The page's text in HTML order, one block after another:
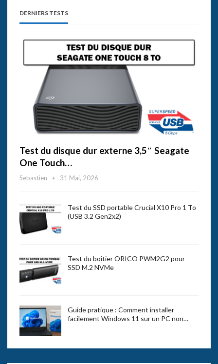
DERNIERS TESTS
Test du disque dur externe 3,5″ Seagate
One Touch…
Sebastien 31 Mai, 2026
Test du SSD portable Crucial X10 Pro 1 To
(USB 3.2 Gen2x2)
Test du boîtier ORICO PWM2G2 pour
SSD M.2 NVMe
Guide pratique : Comment installer
facilement Windows 11 sur un PC non…